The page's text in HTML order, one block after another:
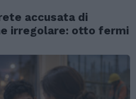
accusata di
irregolare: otto fermi